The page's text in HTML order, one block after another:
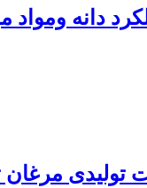
دانه ومواد
مرغان